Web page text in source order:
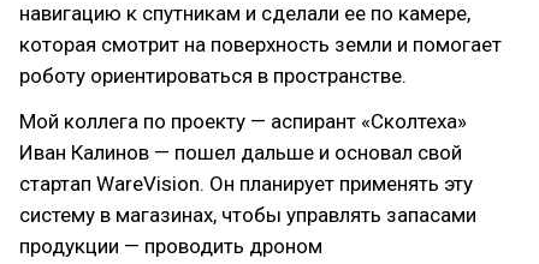
навигацию к спутникам и сделали ее по камере,
которая смотрит на поверхность земли и помогает
роботу ориентироваться в пространстве.
Мой коллега по проекту — аспирант «Сколтеха»
Иван Калинов — пошел дальше и основал свой
стартап WareVision. Он планирует применять эту
систему в магазинах, чтобы управлять запасами
продукции — проводить дроном